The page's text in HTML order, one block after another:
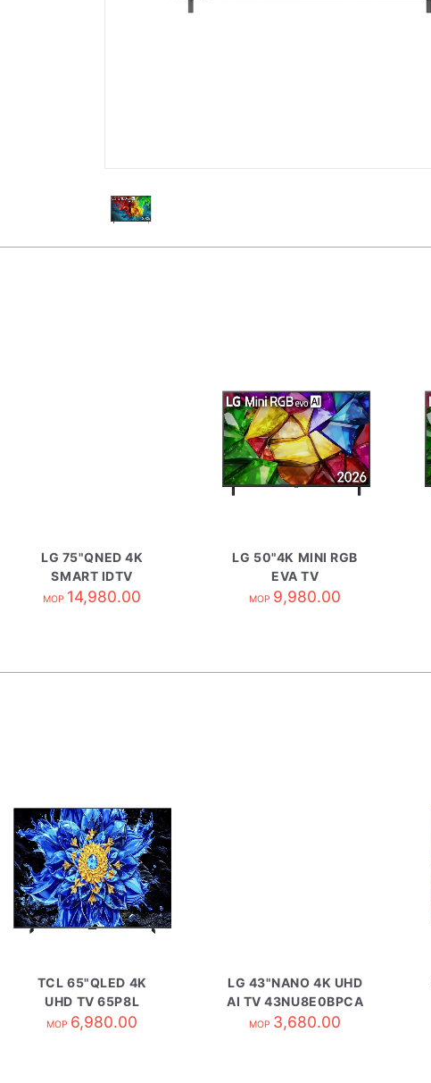
LG 75"QNED 4K
SMART IDTV
75QNED81TCA
MOP 14,980.00
LG 50"4K MINI RGB
EVA TV
50MRG85BCA
MOP 9,980.00
TCL 65"QLED 4K
UHD TV 65P8L
MOP 6,980.00
LG 43"NANO 4K UHD
AI TV 43NU8E0BPCA
MOP 3,680.00